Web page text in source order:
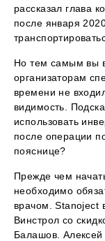
рассказал глава
после января
Но тем самым вы
организаторам
времени не
видимость.
использовать
после операции
пояснице?
Прежде чем
необходимо
врачом. Stanoject
Винстрол со
Балашов. Алексей